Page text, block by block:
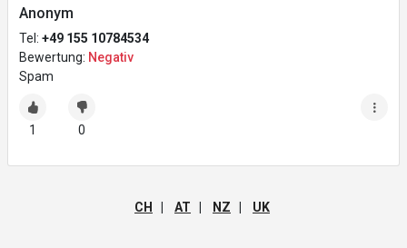
Anonym
Tel: +49 155 10784534
Bewertung: Negativ
Spam
1 0
CH AT NZ UK